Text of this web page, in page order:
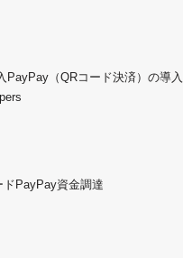
PayPay（QRコード決済）の導入
ド PayPay資金調達